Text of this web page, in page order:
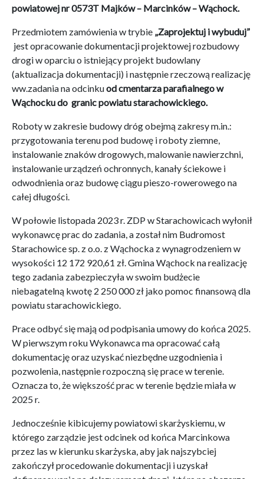
powiatowej nr 0573T Majków – Marcinków – Wąchock.
Przedmiotem zamówienia w trybie „Zaprojektuj i wybuduj”
jest opracowanie dokumentacji projektowej rozbudowy
drogi w oparciu o istniejący projekt budowlany
(aktualizacja dokumentacji) i następnie rzeczową realizację
ww.zadania na odcinkuod cmentarza parafialnego w
Wąchocku do granic powiatu starachowickiego.
Roboty w zakresie budowy dróg obejmą zakresy m.in.:
przygotowania terenu pod budowę i roboty ziemne,
instalowanie znaków drogowych, malowanie nawierzchni,
instalowanie urządzeń ochronnych, kanały ściekowe i
odwodnienia oraz budowę ciągu pieszo-rowerowego na
całej długości.
W połowie listopada 2023 r. ZDP w Starachowicach wyłonił
wykonawcę prac do zadania, a został nim Budromost
Starachowice sp. z o.o. z Wąchocka z wynagrodzeniem w
wysokości 12 172 920,61 zł. Gmina Wąchock na realizację
tego zadania zabezpieczyła w swoim budżecie
niebagatelną kwotę 2 250 000 zł jako pomoc finansową dla
powiatu starachowickiego.
Prace odbyć się mają od podpisania umowy do końca 2025.
W pierwszym roku Wykonawca ma opracować całą
dokumentację oraz uzyskać niezbędne uzgodnienia i
pozwolenia, następnie rozpoczną się prace w terenie.
Oznacza to, że większość prac w terenie będzie miała w
2025 r.
Jednocześnie kibicujemy powiatowi skarżyskiemu, w
którego zarządzie jest odcinek od końca Marcinkowa
przez las w kierunku skarżyska, aby jak najszybciej
zakończył procedowanie dokumentacji i uzyskał